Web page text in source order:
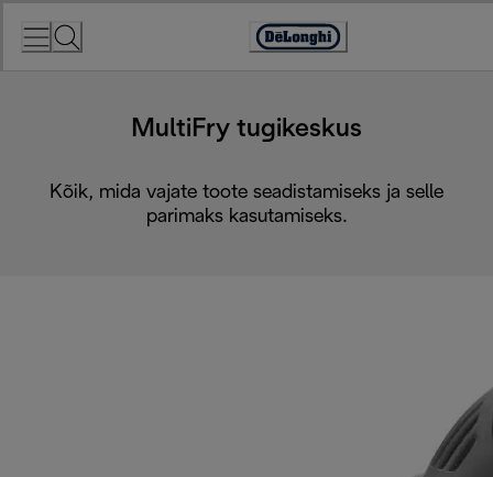
Accessibility
MultiFry tugikeskus
Kõik, mida vajate toote seadistamiseks ja selle
parimaks kasutamiseks.